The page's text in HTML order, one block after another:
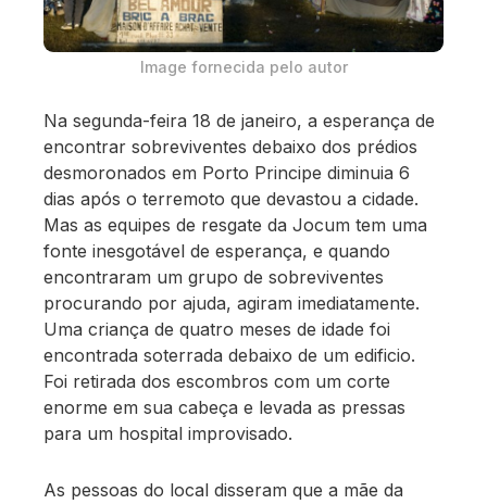
Image fornecida pelo autor
Na segunda-feira 18 de janeiro, a esperança de
encontrar sobreviventes debaixo dos prédios
desmoronados em Porto Principe diminuia 6
dias após o terremoto que devastou a cidade.
Mas as equipes de resgate da Jocum tem uma
fonte inesgotável de esperança, e quando
encontraram um grupo de sobreviventes
procurando por ajuda, agiram imediatamente.
Uma criança de quatro meses de idade foi
encontrada soterrada debaixo de um edificio.
Foi retirada dos escombros com um corte
enorme em sua cabeça e levada as pressas
para um hospital improvisado.
As pessoas do local disseram que a mãe da